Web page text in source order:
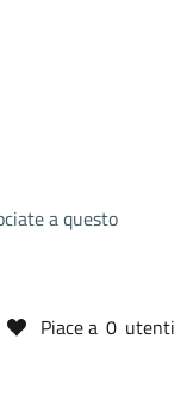
a questo
Piace a 0 utenti